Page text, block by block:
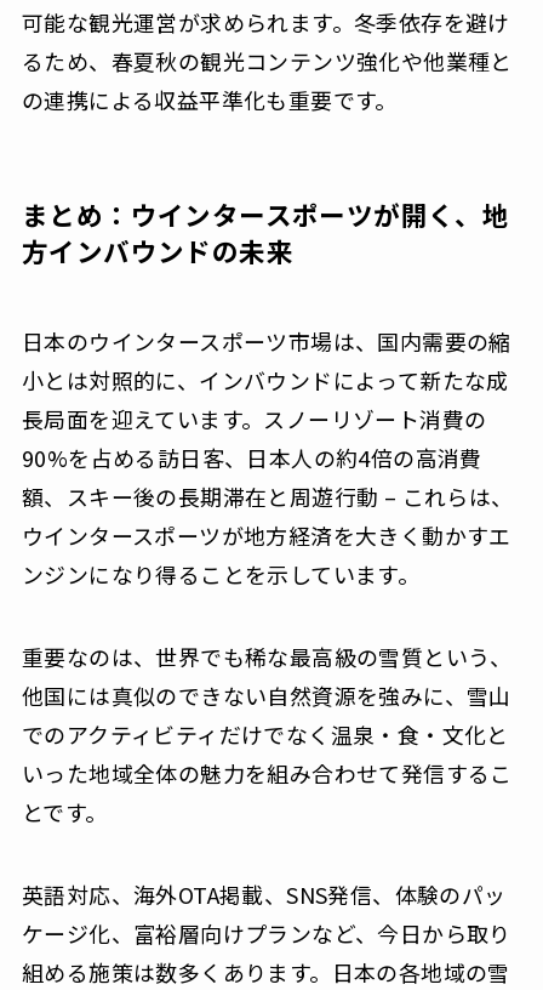
可能な観光運営が求められます。冬季依存を避け
るため、春夏秋の観光コンテンツ強化や他業種と
の連携による収益平準化も重要です。
まとめ：ウインタースポーツが開く、地
方インバウンドの未来
日本のウインタースポーツ市場は、国内需要の縮
小とは対照的に、インバウンドによって新たな成
長局面を迎えています。スノーリゾート消費の
90%を占める訪日客、日本人の約4倍の高消費
額、スキー後の長期滞在と周遊行動 – これらは、
ウインタースポーツが地方経済を大きく動かすエ
ンジンになり得ることを示しています。
重要なのは、世界でも稀な最高級の雪質という、
他国には真似のできない自然資源を強みに、雪山
でのアクティビティだけでなく温泉・食・文化と
いった地域全体の魅力を組み合わせて発信するこ
とです。
英語対応、海外OTA掲載、SNS発信、体験のパッ
ケージ化、富裕層向けプランなど、今日から取り
組める施策は数多くあります。日本の各地域の雪